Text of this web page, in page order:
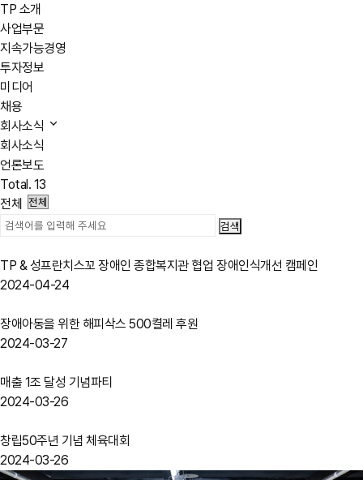
TP 소개
사업부문
지속가능경영
투자정보
미디어
채용
회사소식
회사소식
언론보도
Total. 13
전체
TP & 성프란치스꼬 장애인 종합복지관 협업 장애인식개선 캠페인
2024-04-24
장애아동을 위한 해피삭스 500켤레 후원
2024-03-27
매출 1조 달성 기념파티
2024-03-26
창립50주년 기념 체육대회
2024-03-26